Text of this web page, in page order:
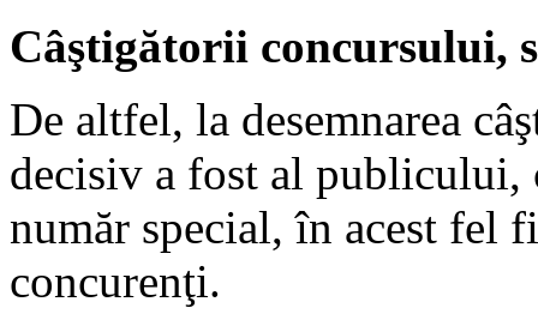
Câştigătorii concursului,
De altfel, la desemnarea
decisiv a fost al
număr special, în acest fel
concurenţi.